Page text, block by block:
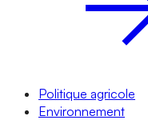
Politique agricole
Environnement